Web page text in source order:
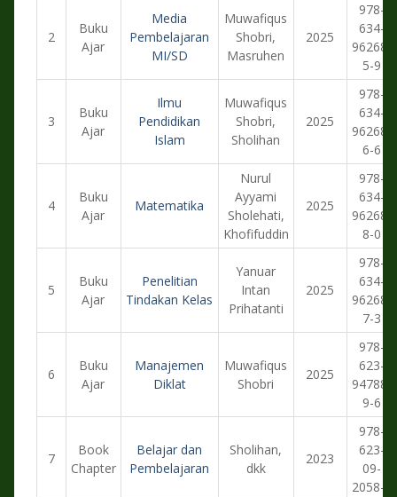
2
Buku
Ajar
Media
Pembelajaran
MI/SD
Muwafiqus
Shobri,
Masruhen
2025
978-
634-
96268-
5-9
3
Buku
Ajar
Ilmu
Pendidikan
Islam
Muwafiqus
Shobri,
Sholihan
2025
978-
634-
96268-
6-6
4
Buku
Ajar
Matematika
Nurul
Ayyami
Sholehati,
Khofifuddin
2025
978-
634-
96268-
8-0
5
Buku
Ajar
Penelitian
Tindakan Kelas
Yanuar
Intan
Prihatanti
2025
978-
634-
96268-
7-3
6
Buku
Ajar
Manajemen
Diklat
Muwafiqus
Shobri
2025
978-
623-
94788-
9-6
7
Book
Chapter
Belajar dan
Pembelajaran
Sholihan,
dkk
2023
978-
623-
09-
2058-5